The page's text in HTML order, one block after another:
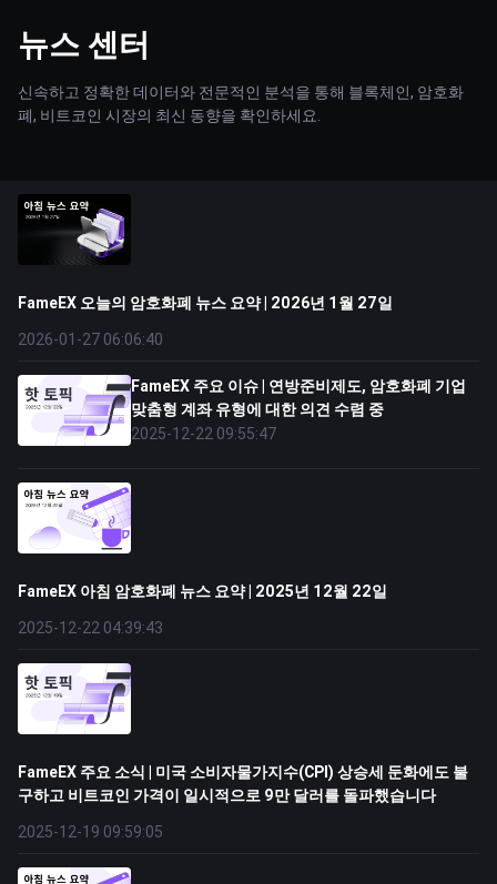
뉴스 센터
신속하고 정확한 데이터와 전문적인 분석을 통해 블록체인, 암호화
폐, 비트코인 시장의 최신 동향을 확인하세요.
FameEX 오늘의 암호화폐 뉴스 요약 | 2026년 1월 27일
2026-01-27 06:06:40
FameEX 주요 이슈 | 연방준비제도, 암호화폐 기업
맞춤형 계좌 유형에 대한 의견 수렴 중
2025-12-22 09:55:47
FameEX 아침 암호화폐 뉴스 요약 | 2025년 12월 22일
2025-12-22 04:39:43
FameEX 주요 소식 | 미국 소비자물가지수(CPI) 상승세 둔화에도 불
구하고 비트코인 ​​가격이 일시적으로 9만 달러를 돌파했습니다
2025-12-19 09:59:05